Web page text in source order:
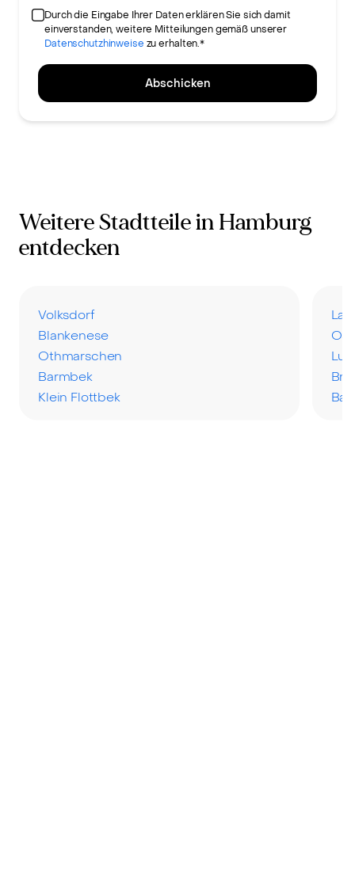
Durch die Eingabe Ihrer Daten erklären Sie sich damit
einverstanden, weitere Mitteilungen gemäß unserer
Datenschutzhinweise zu erhalten.*
Abschicken
Weitere Stadtteile in Hamburg
entdecken
Volksdorf
Blankenese
Othmarschen
Barmbek
Klein Flottbek